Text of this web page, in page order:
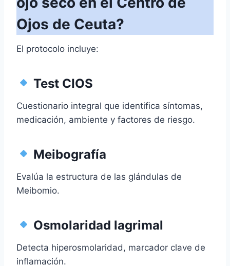
Ojos de Ceuta?
El protocolo incluye:
Test CIOS
Cuestionario integral que identifica síntomas,
medicación, ambiente y factores de riesgo.
Meibografía
Evalúa la estructura de las glándulas de
Meibomio.
Osmolaridad lagrimal
Detecta hiperosmolaridad, marcador clave de
inflamación.